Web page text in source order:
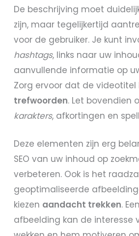
De beschrijving moet
zijn, maar tegelijkertijd
voor de gebruiker. Je kunt
hashtags, links naar uw
aanvullende informatie op
Zorg ervoor dat de videotitel
trefwoorden. Let bovendien
karakters, afkortingen en
Deze elementen zijn erg
SEO van uw inhoud op
verbeteren. Ook is het
geoptimaliseerde
kiezen aandacht trekken.
afbeelding kan de interesse